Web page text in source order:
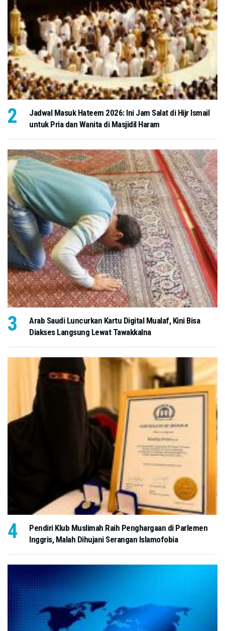
Jadwal Masuk Hateem 2026: Ini Jam Salat di Hijr Ismail
untuk Pria dan Wanita di Masjidil Haram
Arab Saudi Luncurkan Kartu Digital Mualaf, Kini Bisa
Diakses Langsung Lewat Tawakkalna
Pendiri Klub Muslimah Raih Penghargaan di Parlemen
Inggris, Malah Dihujani Serangan Islamofobia